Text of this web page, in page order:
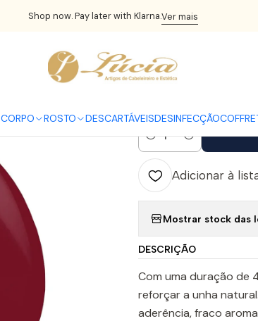
CORPO ROSTO DESCARTÁVEISDESINFECÇÃO
Shop now. Pay later with Klarna.Ver mais
Verniz Gel Verniz Gel Andreia Andreia Verniz Gel
|
Andreia
Quantidade
Adicionar à
Mostrar stock das
DESCRIÇÃO
Com uma duração de
reforçar a unha
aderência, fraco